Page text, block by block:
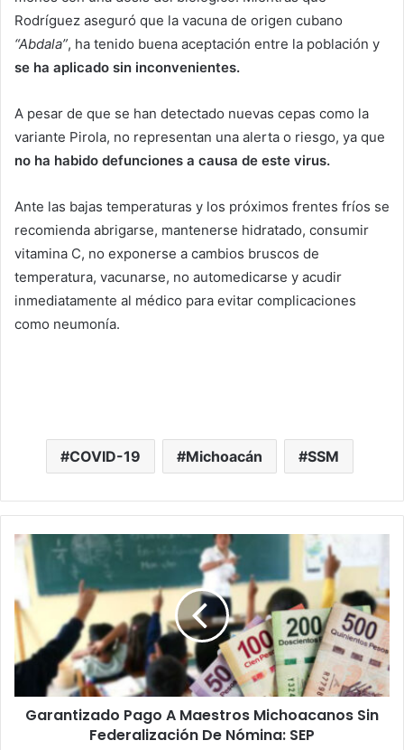
Rodríguez aseguró que la vacuna de origen cubano
“Abdala”, ha tenido buena aceptación entre la población y
se ha aplicado sin inconvenientes.
A pesar de que se han detectado nuevas cepas como la
variante Pirola, no representan una alerta o riesgo, ya que
no ha habido defunciones a causa de este virus.
Ante las bajas temperaturas y los próximos frentes fríos se
recomienda abrigarse, mantenerse hidratado, consumir
vitamina C, no exponerse a cambios bruscos de
temperatura, vacunarse, no automedicarse y acudir
inmediatamente al médico para evitar complicaciones
como neumonía.
COVID-19 Michoacán SSM
Garantizado
Pago
Maestros
Michoacanos
Sin
Federalización
Nómina:
SEPGarantizado Pago A Maestros Michoacanos Sin
Federalización De Nómina: SEP